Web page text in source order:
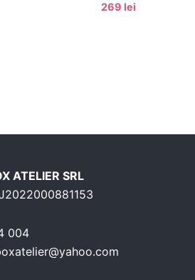
269 lei
ATELIER SRL
004